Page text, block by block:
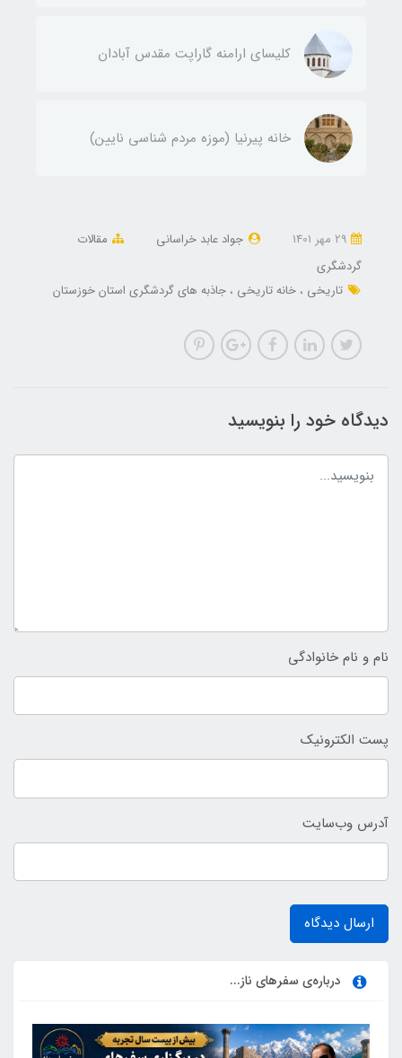
کلیسای ارامنه گاراپت مقدس آبادان
خانه پیرنیا (موزه مردم شناسی نایین)
جواد عابد خراسانی
مقالات
گردشگری
تاریخی
خانه تاریخی جاذبه های گردشگری استان خوزستان
دیدگاه خود را بنویسید
نام و نام خانوادگی
پست الکترونیک
آدرس وب‌سایت
ارسال دیدگاه
درباره‌ی سفرهای ناز...